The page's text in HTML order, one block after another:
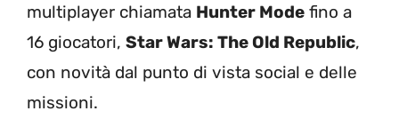
multiplayer chiamata Hunter Mode fino a
16 giocatori, Star Wars: The Old Republic,
con novità dal punto di vista social e delle
missioni.